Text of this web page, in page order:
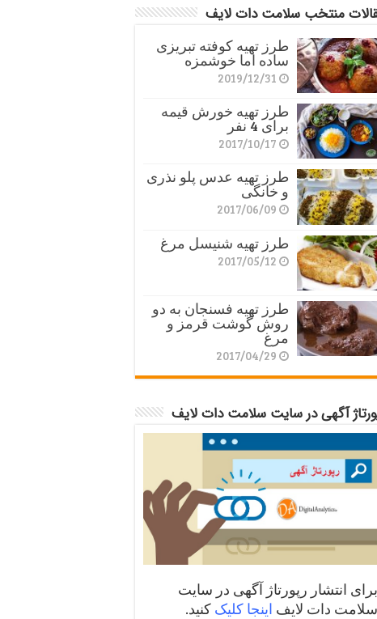
منتخب سلامت دات لایف
طرز تهیه کوفته تبریزی
ساده اما خوشمزه
2019/12/31
طرز تهیه خورش قیمه
برای 4 نفر
2017/10/17
طرز تهیه عدس پلو نذری
و خانگی
2017/06/09
طرز تهیه شنیسل مرغ
2017/05/12
طرز تهیه فسنجان به دو
روش گوشت قرمز و
مرغ
2017/04/29
آگهی در سایت سلامت دات لایف
برای انتشار رپورتاژ آگهی در سایت
سلامت دات لایف اینجا کلیک کنید.